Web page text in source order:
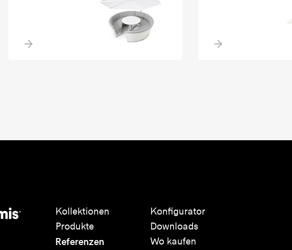
Kollektionen
Produkte
Referenzen
Konfigurator
Downloads
Wo kaufen